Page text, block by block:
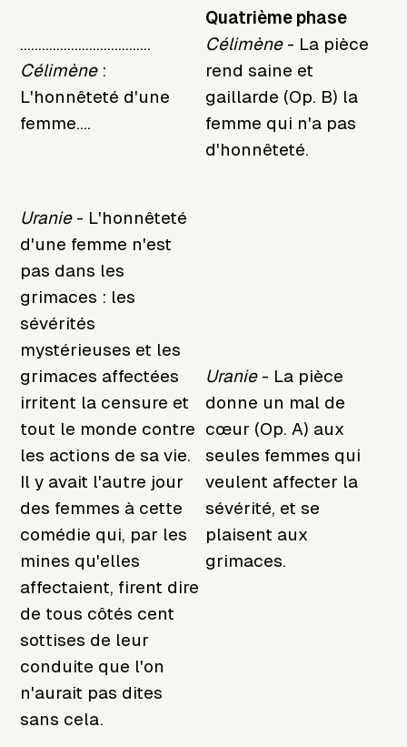
....................................
Célimène:
L'honnêteté d'une
femme....
Quatrième phase
Célimène- La pièce
rend saine et
gaillarde (Op. B) la
femme qui n'a pas
d'honnêteté.
Uranie- L'honnêteté
d'une femme n'est
pas dans les
grimaces : les
sévérités
mystérieuses et les
grimaces affectées
irritent la censure et
tout le monde contre
les actions de sa vie.
Il y avait l'autre jour
des femmes à cette
comédie qui, par les
mines qu'elles
affectaient, firent dire
de tous côtés cent
sottises de leur
conduite que l'on
n'aurait pas dites
sans cela.
Uranie- La pièce
donne un mal de
cœur (Op. A) aux
seules femmes qui
veulent affecter la
sévérité, et se
plaisent aux
grimaces.